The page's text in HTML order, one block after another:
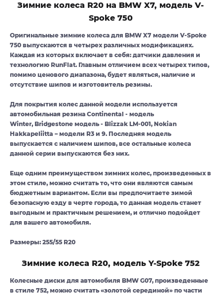
Зимние колеса R20 на BMW X7, модель V-
Spoke 750
Оригинальные зимние колеса для BMW X7 модели V-Spoke
750 выпускаются в четырех различных модификациях.
Каждая из которых включает в себя: датчики давления и
технологию RunFlat. Главным отличием всех четырех типов,
помимо ценового диапазона, будет являться, наличие и
отсутствие шипов и изготовитель резины.
Для покрытия колес данной модели используется
автомобильная резина Continental - модель
Winter, Bridgestone модель - Blizzak LM-001, Nokian
Hakkapeliitta – модели R3 и 9. Последняя модель
выпускается с наличием шипов, все остальные колеса
данной серии выпускаются без них.
Еще одним преимуществом зимних колес, произведенных в
этом стиле, можно считать то, что они являются самым
бюджетным вариантом. Если вы предпочитаете зимой
безопасную езду в черте города, то данная модель станет
выгодным и практичным решением, и отлично подойдет
для вашего автомобиля.
Размеры: 255/55 R20
Зимние колеса R20, модель Y-Spoke 752
Колесные диски для автомобиля BMW G07, произведенные
в стиле 752, можно считать «золотой серединой» по части